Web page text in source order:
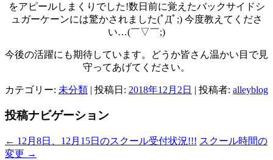
をアピールしまくりでした!数日前に覚えたバックサイドシ
ュガーケーンには驚かされました(ﾟДﾟ;) 今度教えてくださ
い…(￣▽￣;)
今後の活躍にも期待しています。どうか皆さん温かい目で見
守ってあげてください。
カテゴリー: 未分類 | 投稿日: 2018年12月2日 | 投稿者: alleyblog
投稿ナビゲーション
← 12月8日、12月15日のスクール受付状況!!! スクール時間の
変更 →